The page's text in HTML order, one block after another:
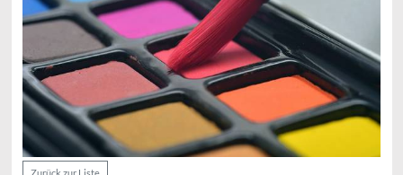
Zurück zur Liste